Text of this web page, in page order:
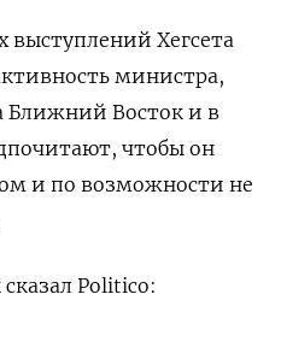
выступлений Хегсета
министра,
Ближний Восток и в
чтобы он
и по возможности не
Politico: